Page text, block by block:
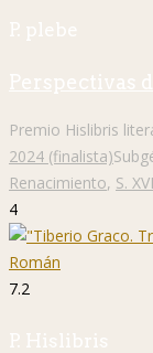
P. plebe
Perspectivas
Premio Hislibris
2024 (finalista)
Renacimiento, S. XVI
4
7.2
P. Hislibris